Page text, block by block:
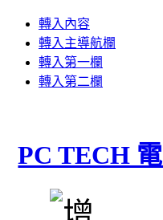
轉入內容
轉入主導航欄
轉入第一欄
轉入第二欄
PC TECH